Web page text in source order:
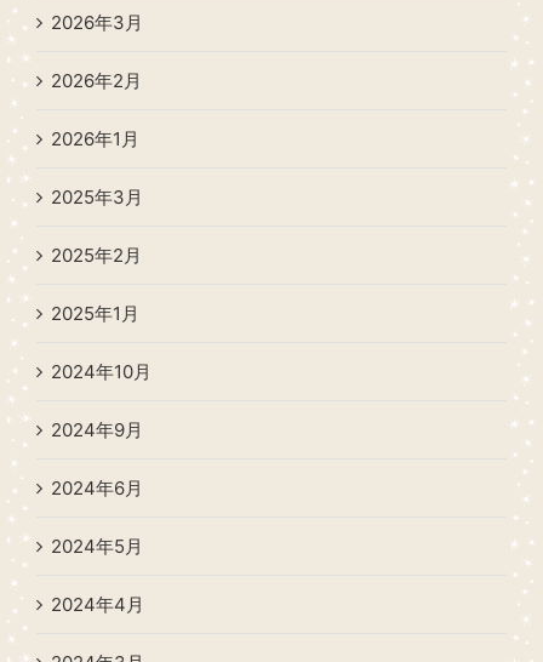
2026年3月
2026年2月
2026年1月
2025年3月
2025年2月
2025年1月
2024年10月
2024年9月
2024年6月
2024年5月
2024年4月